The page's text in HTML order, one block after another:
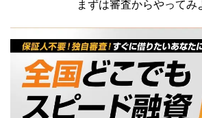
まずは審査からやってみ